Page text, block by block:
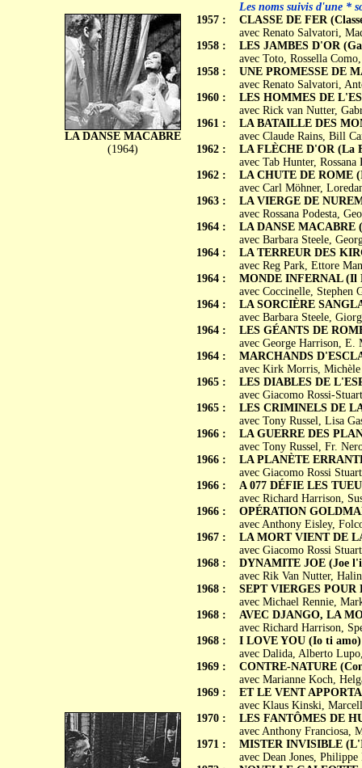
LA DANSE MACABRE
(1964)
1957 :
1958 :
1958 :
1960 :
1961 :
1962 :
1962 :
1963 :
1964 :
1964 :
1964 :
1964 :
1964 :
1964 :
1965 :
1965 :
1966 :
1966 :
1966 :
1966 :
1967 :
1968 :
1968 :
1968 :
1968 :
1969 :
1969 :
1970 :
1971 :
Les noms suivis d'une *
CLASSE DE FER
avec Renato Salvatori,
LES JAMBES D'OR
avec Toto, Rossella
UNE PROMESSE DE
avec Renato Salvatori,
LES HOMMES DE
avec Rick van Nutter,
LA BATAILLE DES
avec Claude Rains, Bill
LA FLÈCHE D'OR (La
avec Tab Hunter,
LA CHUTE DE ROME
avec Carl Möhner,
LA VIERGE DE
avec Rossana Podesta,
LA DANSE MACABRE
avec Barbara Steele,
LA TERREUR DES
avec Reg Park, Ettore
MONDE INFERNAL (Il
avec Coccinelle, Stephen
LA SORCIÈRE
avec Barbara Steele,
LES GÉANTS DE
avec George Harrison, E.
MARCHANDS
avec Kirk Morris, Michèle
LES DIABLES DE
avec Giacomo Rossi-
LES CRIMINELS DE
avec Tony Russel, Lisa
LA GUERRE DES
avec Tony Russel, Fr.
LA PLANÈTE
avec Giacomo Rossi
A 077 DÉFIE LES
avec Richard Harrison,
OPÉRATION
avec Anthony Eisley,
LA MORT VIENT DE
avec Giacomo Rossi
DYNAMITE JOE (Joe
avec Rik Van Nutter,
SEPT VIERGES
avec Michael Rennie,
AVEC DJANGO, LA
avec Richard Harrison,
I LOVE YOU (Io ti amo)
avec Dalida, Alberto
CONTRE-NATURE
avec Marianne Koch,
ET LE VENT
avec Klaus Kinski,
LES FANTÔMES DE
avec Anthony Franciosa,
MISTER INVISIBLE
avec Dean Jones,